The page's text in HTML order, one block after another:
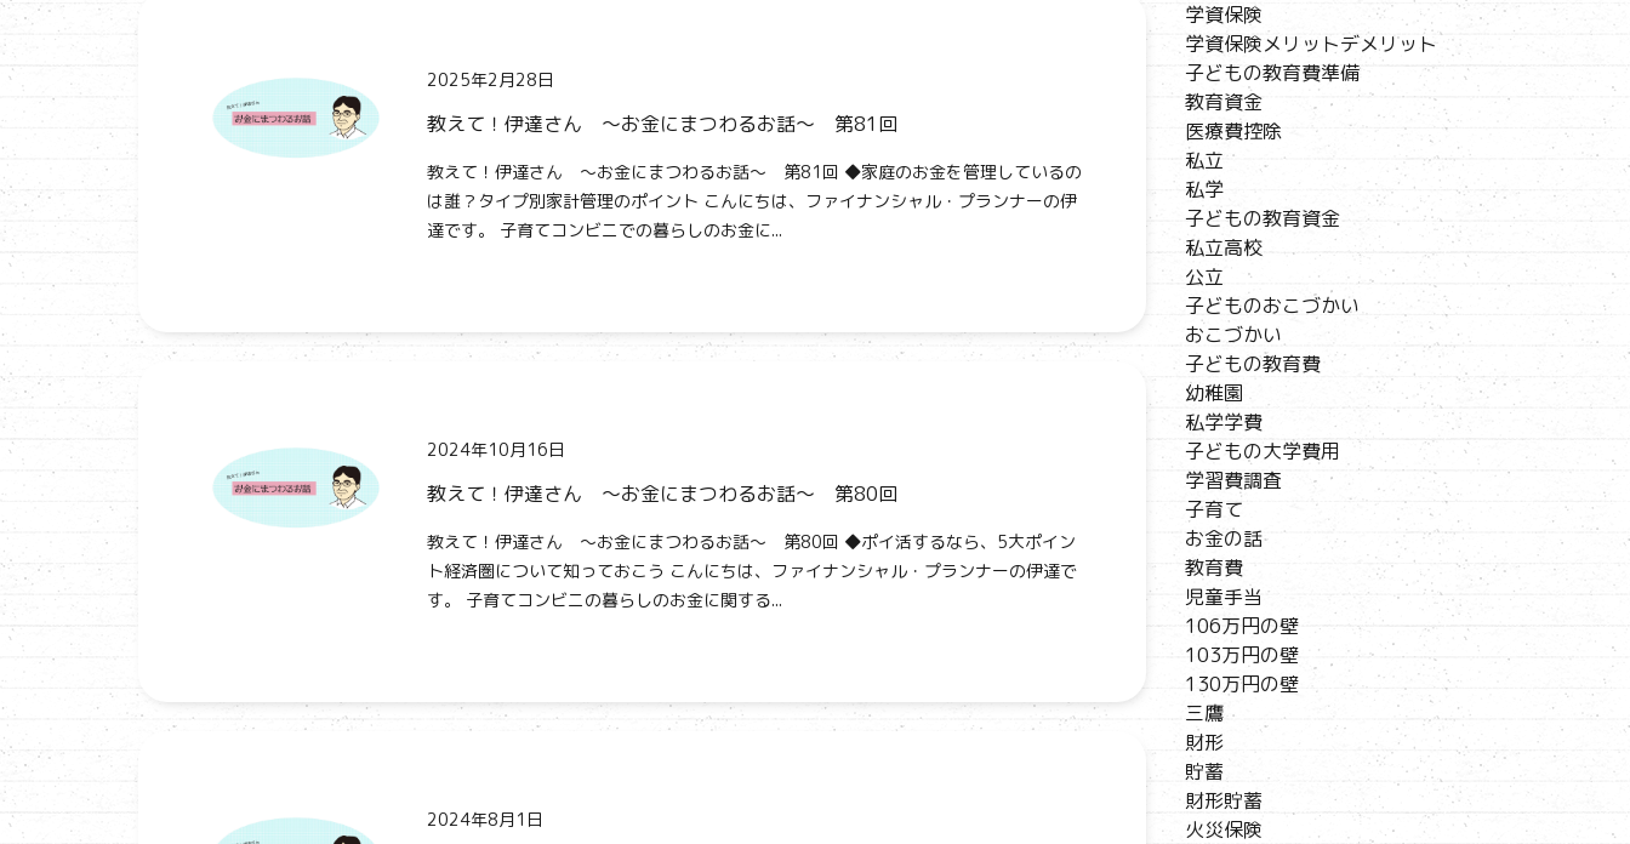
2025年2月28日
教えて！伊達さん ～お金にまつわるお話～ 第81回
教えて！伊達さん ～お金にまつわるお話～ 第81回 ◆家庭のお金を管理しているの
は誰？タイプ別家計管理のポイント こんにちは、ファイナンシャル・プランナーの伊
達です。 子育てコンビニでの暮らしのお金に...
2024年10月16日
教えて！伊達さん ～お金にまつわるお話～ 第80回
教えて！伊達さん ～お金にまつわるお話～ 第80回 ◆ポイ活するなら、5大ポイン
ト経済圏について知っておこう こんにちは、ファイナンシャル・プランナーの伊達で
す。 子育てコンビニの暮らしのお金に関する...
2024年8月1日
学資保険
学資保険メリットデメリット
子どもの教育費準備
教育資金
医療費控除
私立
私学
子どもの教育資金
私立高校
公立
子どものおこづかい
おこづかい
子どもの教育費
幼稚園
私学学費
子どもの大学費用
学習費調査
子育て
お金の話
教育費
児童手当
106万円の壁
103万円の壁
130万円の壁
三鷹
財形
貯蓄
財形貯蓄
火災保険